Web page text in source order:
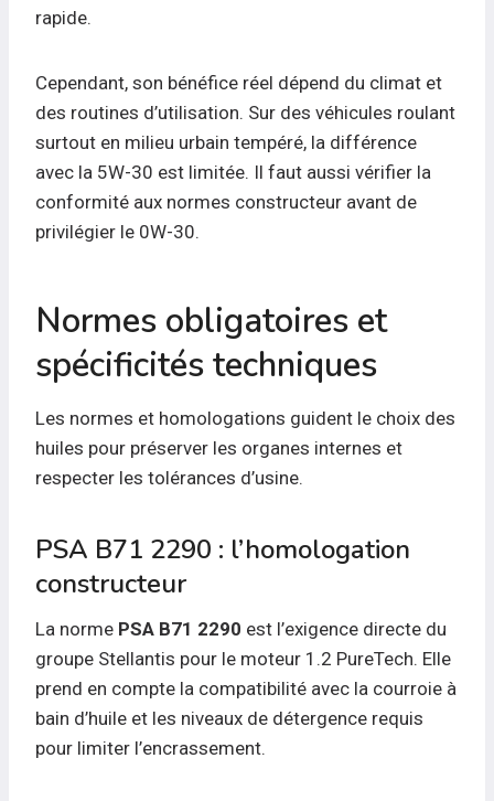
rapide.
Cependant, son bénéfice réel dépend du climat et
des routines d’utilisation. Sur des véhicules roulant
surtout en milieu urbain tempéré, la différence
avec la 5W-30 est limitée. Il faut aussi vérifier la
conformité aux normes constructeur avant de
privilégier le 0W-30.
Normes obligatoires et
spécificités techniques
Les normes et homologations guident le choix des
huiles pour préserver les organes internes et
respecter les tolérances d’usine.
PSA B71 2290 : l’homologation
constructeur
La norme PSA B71 2290 est l’exigence directe du
groupe Stellantis pour le moteur 1.2 PureTech. Elle
prend en compte la compatibilité avec la courroie à
bain d’huile et les niveaux de détergence requis
pour limiter l’encrassement.